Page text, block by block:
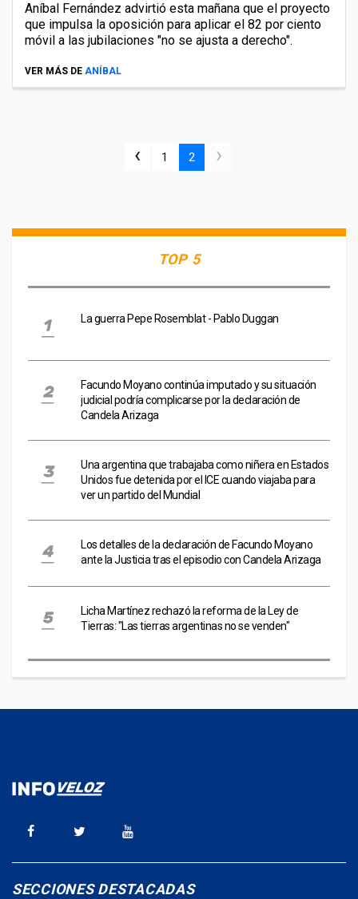
Aníbal Fernández advirtió esta mañana que el proyecto
que impulsa la oposición para aplicar el 82 por ciento
móvil a las jubilaciones "no se ajusta a derecho".
VER MÁS DE ANÍBAL
‹ 1 2 ›
TOP 5
La guerra Pepe Rosemblat - Pablo Duggan
Facundo Moyano continúa imputado y su situación
judicial podría complicarse por la declaración de
Candela Arizaga
Una argentina que trabajaba como niñera en Estados
Unidos fue detenida por el ICE cuando viajaba para
ver un partido del Mundial
Los detalles de la declaración de Facundo Moyano
ante la Justicia tras el episodio con Candela Arizaga
Licha Martínez rechazó la reforma de la Ley de
Tierras: "Las tierras argentinas no se venden"
SECCIONES DESTACADAS